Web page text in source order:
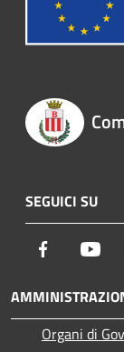
SEGUICI SU
Facebook
Organi di